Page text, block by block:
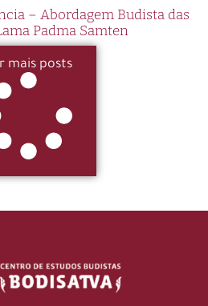
– Abordagem Budista das
Padma Samten
mais posts